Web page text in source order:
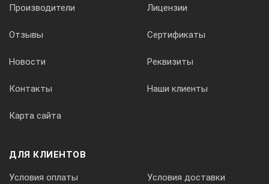
Производители Лицензии
Отзывы Сертификаты
Новости Реквизиты
Контакты Наши клиенты
Карта сайта
ДЛЯ КЛИЕНТОВ
Условия оплаты Условия доставки